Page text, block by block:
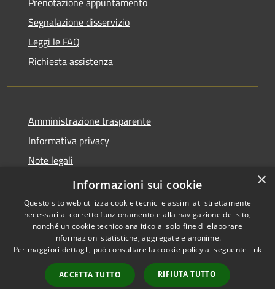
Segnalazione disservizio
Leggi le FAQ
Richiesta assistenza
Amministrazione trasparente
Informativa privacy
Note legali
Dichiarazione di accessibilità
Accessibilità
Copyright © 2026 • Città di
Cirié • Powered by
Municipium•
Accesso
×
Informazioni sui cookie
Questo sito web utilizza cookie tecnici e assimilati strettamente
necessari al corretto funzionamento e alla navigazione del sito,
nonché un cookie tecnico analitico al solo fine di elaborare
informazioni statistiche, aggregate e anonime.
Per maggiori dettagli, può consultare la cookie policy al seguente link
ACCETTA TUTTO RIFIUTA TUTTO